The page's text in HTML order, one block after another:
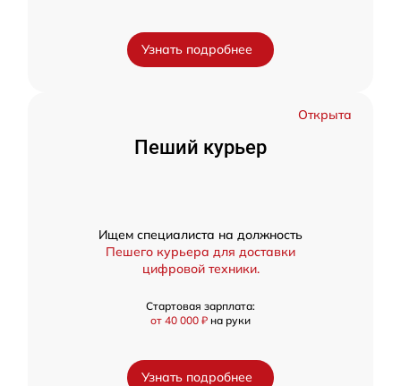
Узнать подробнее
Открыта
Пеший курьер
Ищем специалиста на должность
Пешего курьера для доставки
цифровой техники.
Стартовая зарплата:
от 40 000 ₽ на руки
Узнать подробнее